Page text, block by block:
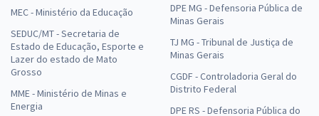
MEC - Ministério da Educação
SEDUC/MT - Secretaria de
Estado de Educação, Esporte e
Lazer do estado de Mato
Grosso
MME - Ministério de Minas e
Energia
DPE MG - Defensoria Pública de
Minas Gerais
TJ MG - Tribunal de Justiça de
Minas Gerais
CGDF - Controladoria Geral do
Distrito Federal
DPE RS - Defensoria Pública do